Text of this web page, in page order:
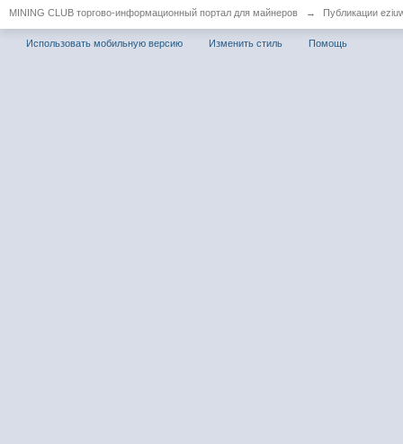
MINING CLUB торгово-информационный портал для майнеров → Публикации
Использовать мобильную версию Изменить стиль Помощь